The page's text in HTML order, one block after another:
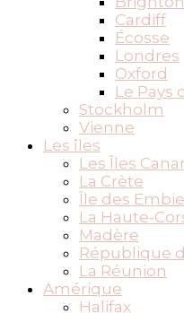
Cardiff
Écosse
Londres
Oxford
Le Pays
Stockholm
Vienne
Les îles
Les Îles
La Crète
Île des
La Haute-
Madère
République
La Réunion
Amérique
Halifax